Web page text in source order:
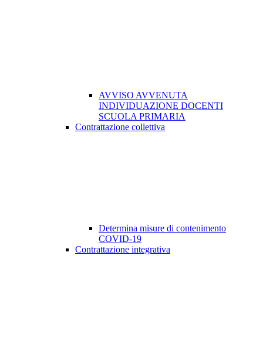
AVVISO AVVENUTA
INDIVIDUAZIONE DOCENTI
SCUOLA PRIMARIA
Contrattazione collettiva
Determina misure di contenimento
COVID-19
Contrattazione integrativa